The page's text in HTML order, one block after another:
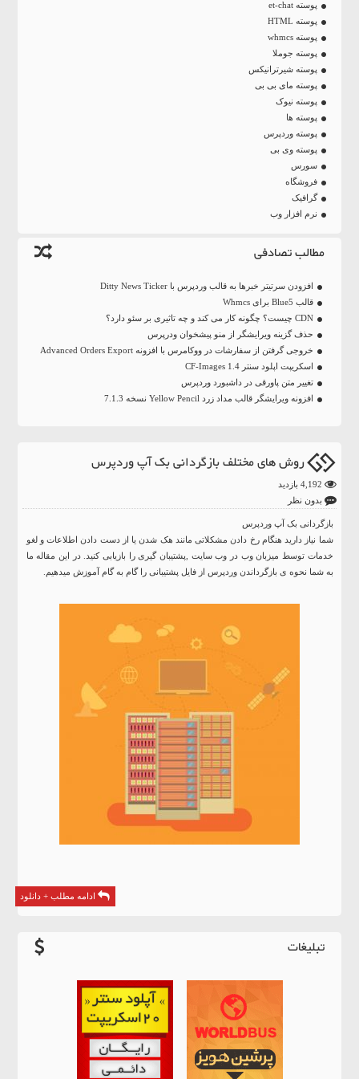
پوسته et-chat
پوسته HTML
پوسته whmcs
پوسته جوملا
پوسته شیرترانیکس
پوسته مای بی بی
پوسته نیوک
پوسته ها
پوسته وردپرس
پوسته وی بی
سورس
فروشگاه
گرافیک
نرم افزار وب
مطالب تصادفی
افزودن سرتیتر خبرها به قالب وردپرس با Ditty News Ticker
قالب Blue5 برای Whmcs
CDN چیست؟ چگونه کار می کند و چه تاثیری بر سئو دارد؟
حذف گزینه ویرایشگر از منو پیشخوان ودرپرس
خروجی گرفتن از سفارشات در ووکامرس با افزونه Advanced Orders Export
اسکریپت اپلود سنتر CF-Images 1.4
تغییر متن پاورقی در داشبورد وردپرس
افزونه ویرایشگر قالب مداد زرد Yellow Pencil نسخه 7.1.3
روش های مختلف بازگردانی بک آپ وردپرس
بدون نظر
بازگردانی بک آپ وردپرس
شما نیاز دارید هنگام رخ دادن مشکلاتی مانند هک شدن یا از دست دادن اطلاعات و لغو
خدمات توسط میزبان وب در وب سایت ,پشتیبان گیری را بازیابی کنید. در این مقاله ما
به شما نحوه ی بازگرداندن وردپرس از فایل پشتیبانی را گام به گام آموزش میدهیم.
ادامه مطلب + دانلود
تبلیغات